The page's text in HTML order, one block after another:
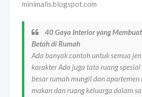
minimalis.blogspot.com
40 Gaya Interior yang
Betah di Rumah
Ada banyak contoh untuk semua
karakter Ada juga tata ruang
besar rumah mungil dan apartemen
makan dan ruang keluarga dalam